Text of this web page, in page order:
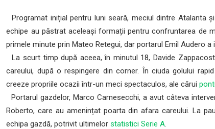
Programat inițial pentru luni seară, meciul dintre Atalanta
echipe au păstrat aceleași formații pentru confruntarea de
primele minute prin Mateo Retegui, dar portarul Emil Audero
La scurt timp după aceea, în minutul 18, Davide
careului, după o respingere din corner. În ciuda golului
creeze propriile ocazii într-un meci spectaculos, ale cărui
Portarul gazdelor, Marco Carnesecchi, a avut câteva
Roberto, care au amenințat poarta din afara careului. La
echipa gazdă, potrivit ultimelorstatistici Serie A.